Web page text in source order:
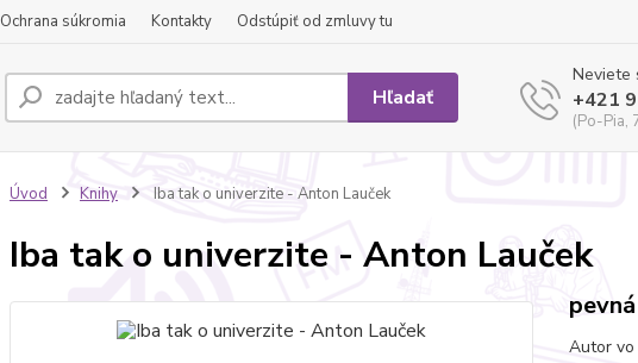
Ochrana súkromia Kontakty Odstúpiť od zmluvy tu
Hľadať
Neviete
+421
(Po-Pia,
Úvod Knihy Iba tak o univerzite - Anton Lauček
Iba tak o univerzite - Anton Lauček
Autor vo